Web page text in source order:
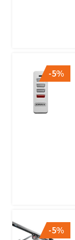
-5%
-5%